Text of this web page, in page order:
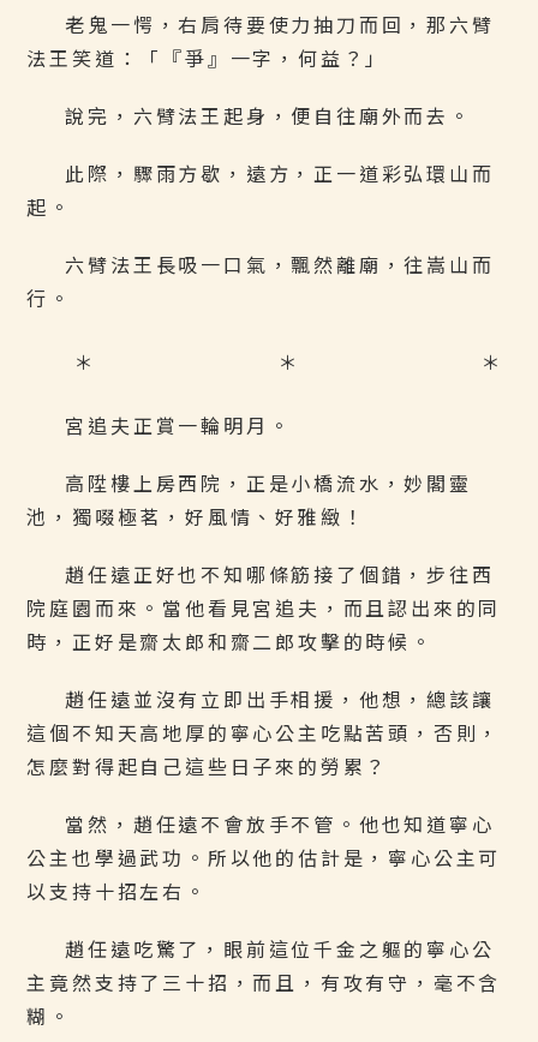
老鬼一愕，右肩待要使力抽刀而回，那六臂
法王笑道：「『爭』一字，何益？」
說完，六臂法王起身，便自往廟外而去。
此際，驟雨方歇，遠方，正一道彩弘環山而
起。
六臂法王長吸一口氣，飄然離廟，往嵩山而
行。
＊ ＊ ＊
宮追夫正賞一輪明月。
高陞樓上房西院，正是小橋流水，妙閣靈
池，獨啜極茗，好風情、好雅緻！
趙任遠正好也不知哪條筋接了個錯，步往西
院庭園而來。當他看見宮追夫，而且認出來的同
時，正好是齋太郎和齋二郎攻擊的時候。
趙任遠並沒有立即出手相援，他想，總該讓
這個不知天高地厚的寧心公主吃點苦頭，否則，
怎麼對得起自己這些日子來的勞累？
當然，趙任遠不會放手不管。他也知道寧心
公主也學過武功。所以他的估計是，寧心公主可
以支持十招左右。
趙任遠吃驚了，眼前這位千金之軀的寧心公
主竟然支持了三十招，而且，有攻有守，毫不含
糊。